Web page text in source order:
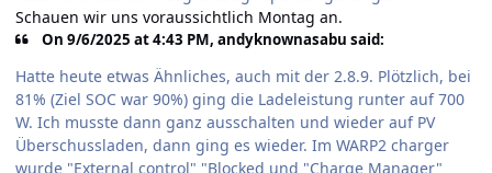
Schauen wir uns voraussichtlich Montag an.
On 9/6/2025 at 4:43 PM, andyknownasabu said:
Hatte heute etwas Ähnliches, auch mit der 2.8.9. Plötzlich, bei
81% (Ziel SOC war 90%) ging die Ladeleistung runter auf 700
W. Ich musste dann ganz ausschalten und wieder auf PV
Überschussladen, dann ging es wieder. Im WARP2 charger
wurde "External control" "Blocked und "Charge Manager"